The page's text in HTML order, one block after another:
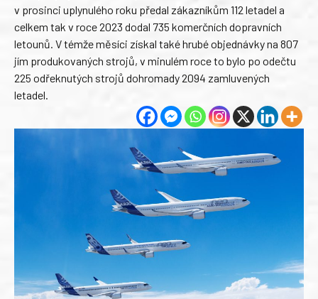
v prosinci uplynulého roku předal zákazníkům 112 letadel a
celkem tak v roce 2023 dodal 735 komerčních dopravních
letounů. V témže měsíci získal také hrubé objednávky na 807
jím produkovaných strojů, v minulém roce to bylo po odečtu
225 odřeknutých strojů dohromady 2094 zamluvených
letadel.